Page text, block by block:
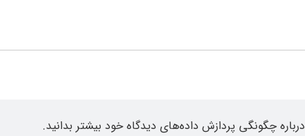
درباره چگونگی پردازش داده‌های دیدگاه خود بیشتر بدانید.